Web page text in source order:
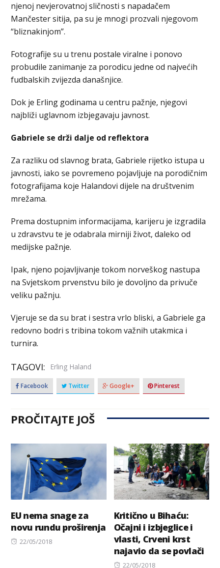
njenoj nevjerovatnoj sličnosti s napadačem
Mančester sitija, pa su je mnogi prozvali njegovom
“bliznakinjom”.
Fotografije su u trenu postale viralne i ponovo
probudile zanimanje za porodicu jedne od najvećih
fudbalskih zvijezda današnjice.
Dok je Erling godinama u centru pažnje, njegovi
najbliži uglavnom izbjegavaju javnost.
Gabriele se drži dalje od reflektora
Za razliku od slavnog brata, Gabriele rijetko istupa u
javnosti, iako se povremeno pojavljuje na porodičnim
fotografijama koje Halandovi dijele na društvenim
mrežama.
Prema dostupnim informacijama, karijeru je izgradila
u zdravstvu te je odabrala mirniji život, daleko od
medijske pažnje.
Ipak, njeno pojavljivanje tokom norveškog nastupa
na Svjetskom prvenstvu bilo je dovoljno da privuče
veliku pažnju.
Vjeruje se da su brat i sestra vrlo bliski, a Gabriele ga
redovno bodri s tribina tokom važnih utakmica i
turnira.
TAGOVI: Erling Haland
Facebook Twitter Google+ Pinterest
PROČITAJTE JOŠ
EU nema snage za
novu rundu proširenja
Posted
22/05/2018
Kritično u Bihaću:
Očajni i izbjeglice i
vlasti, Crveni krst
najavio da se povlači
Posted
22/05/2018